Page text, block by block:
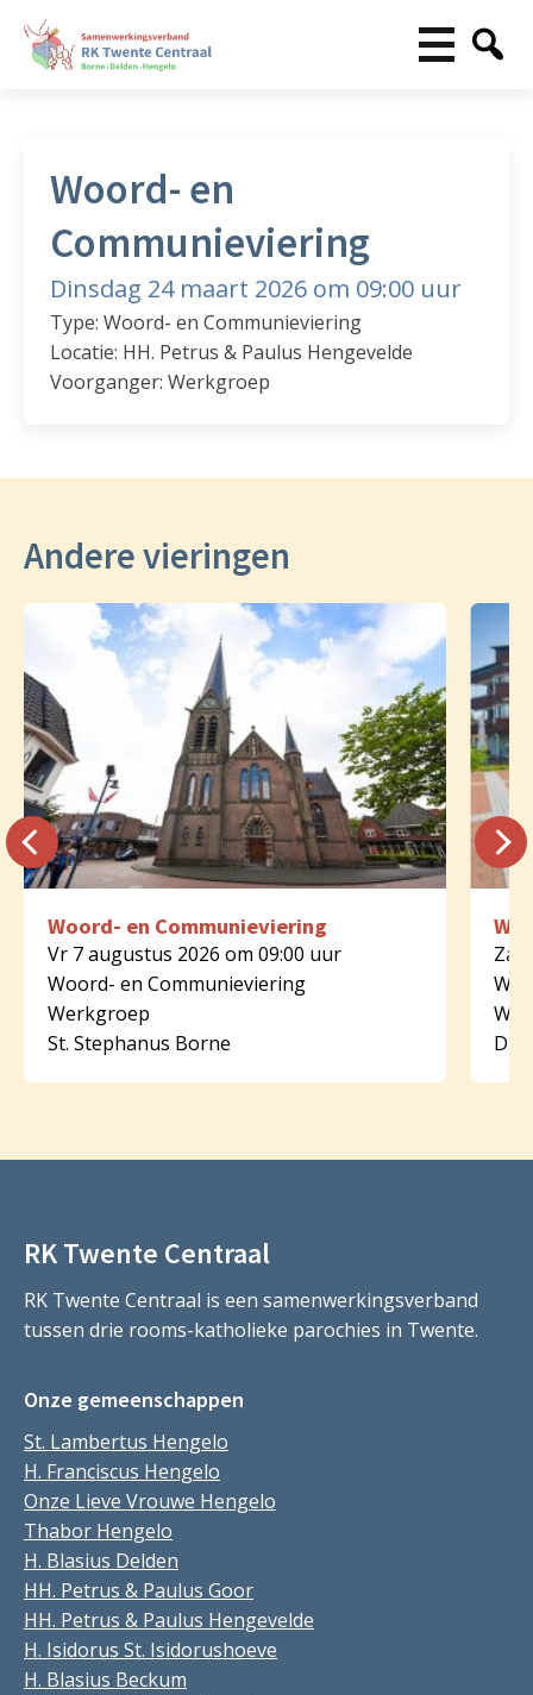
Woord- en
Communieviering
Dinsdag 24 maart 2026 om 09:00 uur
Type: Woord- en Communieviering
Locatie: HH. Petrus & Paulus Hengevelde
Voorganger: Werkgroep
Andere vieringen
Woord- en Communieviering
Vr 7 augustus 2026 om 09:00 uur
Woord- en Communieviering
Werkgroep
St. Stephanus Borne
Za
RK Twente Centraal
RK Twente Centraal is een samenwerkingsverband
tussen drie rooms-katholieke parochies in Twente.
Onze gemeenschappen
St. Lambertus Hengelo
H. Franciscus Hengelo
Onze Lieve Vrouwe Hengelo
Thabor Hengelo
H. Blasius Delden
HH. Petrus & Paulus Goor
HH. Petrus & Paulus Hengevelde
H. Isidorus St. Isidorushoeve
H. Blasius Beckum